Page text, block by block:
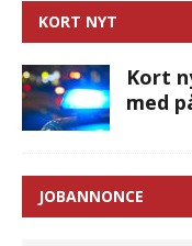
KORT NYT
Kort
med
JOBANNONCE